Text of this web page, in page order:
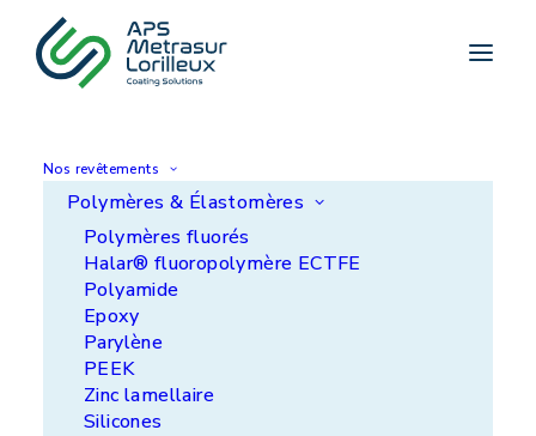
Nos revêtements
Polymères & Élastomères
Polymères fluorés
Halar® fluoropolymère ECTFE
Polyamide
Epoxy
Parylène
PEEK
Zinc lamellaire
Silicones
Résistance à l'usure